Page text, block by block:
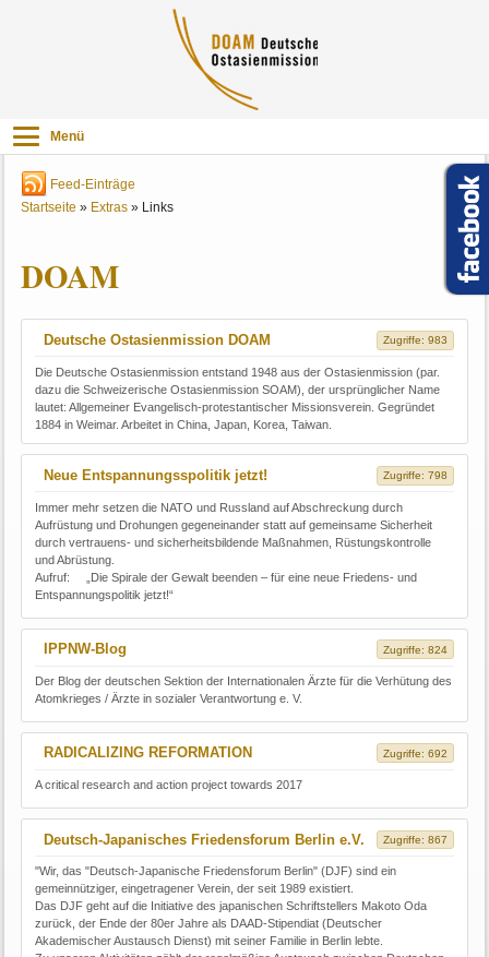
Menü
Feed-Einträge
Startseite » Extras » Links
DOAM
Deutsche Ostasienmission DOAM Zugriffe: 983
Die Deutsche Ostasienmission entstand 1948 aus der Ostasienmission (par.
dazu die Schweizerische Ostasienmission SOAM), der ursprünglicher Name
lautet: Allgemeiner Evangelisch-protestantischer Missionsverein. Gegründet
1884 in Weimar. Arbeitet in China, Japan, Korea, Taiwan.
Neue Entspannungsspolitik jetzt! Zugriffe: 798
Immer mehr setzen die NATO und Russland auf Abschreckung durch
Aufrüstung und Drohungen gegeneinander statt auf gemeinsame Sicherheit
durch vertrauens- und sicherheitsbildende Maßnahmen, Rüstungskontrolle
und Abrüstung.
Aufruf: „Die Spirale der Gewalt beenden – für eine neue Friedens- und
Entspannungspolitik jetzt!“
IPPNW-Blog Zugriffe: 824
Der Blog der deutschen Sektion der Internationalen Ärzte für die Verhütung des
Atomkrieges / Ärzte in sozialer Verantwortung e. V.
RADICALIZING REFORMATION Zugriffe: 692
A critical research and action project towards 2017
Deutsch-Japanisches Friedensforum Berlin e.V. Zugriffe: 867
"Wir, das "Deutsch-Japanische Friedensforum Berlin" (DJF) sind ein
gemeinnütziger, eingetragener Verein, der seit 1989 existiert.
Das DJF geht auf die Initiative des japanischen Schriftstellers Makoto Oda
zurück, der Ende der 80er Jahre als DAAD-Stipendiat (Deutscher
Akademischer Austausch Dienst) mit seiner Familie in Berlin lebte.